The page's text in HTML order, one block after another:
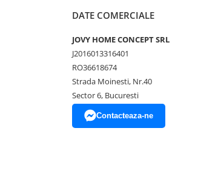
DATE COMERCIALE
JOVY HOME CONCEPT SRL
J2016013316401
RO36618674
Strada Moinesti, Nr.40
Sector 6, Bucuresti
Contacteaza-ne